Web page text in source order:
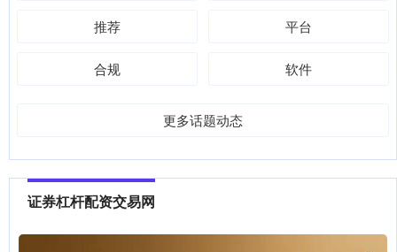
推荐 平台
合规 软件
更多话题动态
证券杠杆配资交易网